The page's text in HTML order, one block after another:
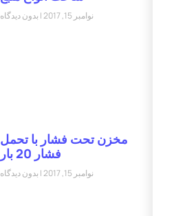
نوامبر 15, 2017 بدون دیدگاه
مخزن تحت فشار با تحمل
فشار 20 بار
نوامبر 15, 2017 بدون دیدگاه